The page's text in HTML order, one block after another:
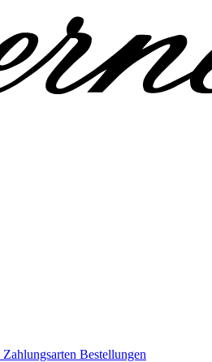
Zahlungsarten Bestellungen